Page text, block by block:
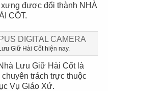
được đổi thành NHÀ
CỐT.
Giữ Hài Cốt hiện nay.
Lưu Giữ Hài Cốt là
chuyên trách trực thuộc
Vụ Giáo Xứ.